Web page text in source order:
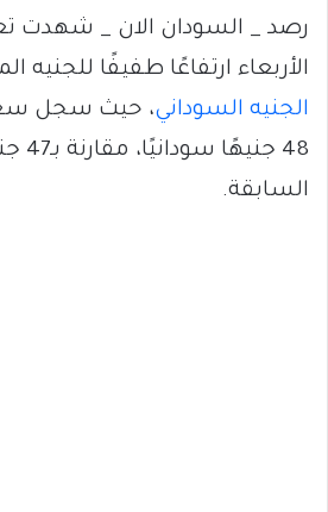
رصد _ السودان الان _ شهدت
الأربعاء ارتفاعًا طفيفًا للجنيه
الجنيه السوداني، حيث سجل
48
السابقة.